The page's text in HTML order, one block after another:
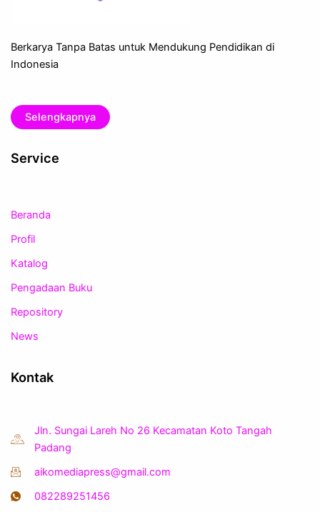
Berkarya Tanpa Batas untuk Mendukung Pendidikan di
Indonesia
Selengkapnya
Service
Beranda
Profil
Katalog
Pengadaan Buku
Repository
News
Kontak
Jln. Sungai Lareh No 26 Kecamatan Koto Tangah
Padang
aikomediapress@gmail.com
082289251456